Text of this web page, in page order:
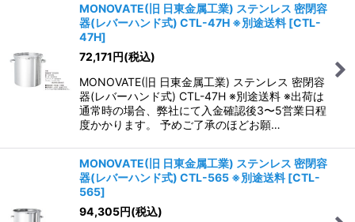
MONOVATE(旧 日東金属工業) ステンレス 密閉容
器(レバーハンド式) CTL-47H ※別途送料 [CTL-
47H]
72,171円(税込)
MONOVATE(旧 日東金属工業) ステンレス 密閉容
器(レバーハンド式) CTL-47H ※別途送料 ※出荷は
通常時の場合、弊社にて入金確認後3〜5営業日程
度かかります。 予めご了承のほどお願…
MONOVATE(旧 日東金属工業) ステンレス 密閉容
器(レバーハンド式) CTL-565 ※別途送料 [CTL-
565]
94,305円(税込)